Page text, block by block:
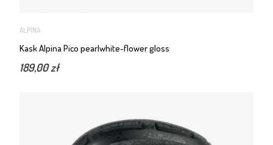
ALPINA
Kask Alpina Pico pearlwhite-flower gloss
189,00 zł